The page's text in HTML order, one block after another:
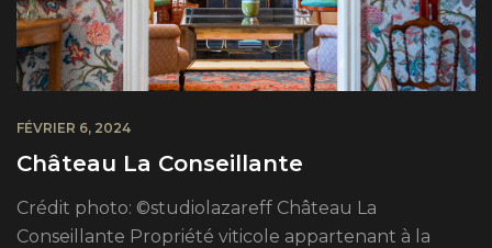
FÉVRIER 6, 2024
Château La Conseillante
Crédit photo: ©studiolazareff Château La
Conseillante Propriété viticole appartenant à la